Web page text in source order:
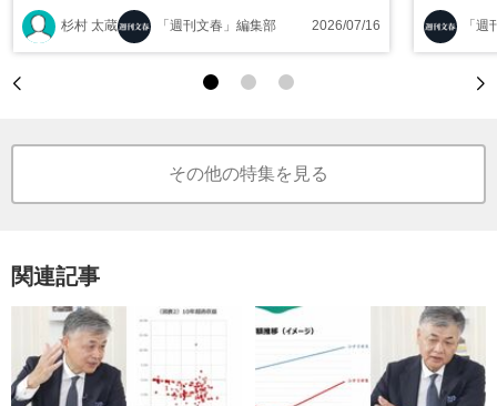
杉村 太蔵 「週刊文春」編集部 2026/07/16
る》
「
その他の特集を見る
関連記事